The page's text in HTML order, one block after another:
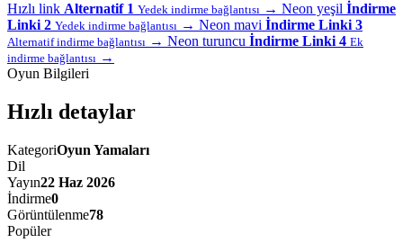
Hızlı link Alternatif 1 Yedek indirme bağlantısı → Neon yeşil İndirme
Linki 2 Yedek indirme bağlantısı → Neon mavi İndirme Linki 3
Alternatif indirme bağlantısı → Neon turuncu İndirme Linki 4 Ek
indirme bağlantısı →
Oyun Bilgileri
Hızlı detaylar
KategoriOyun Yamaları
Dil
Yayın22 Haz 2026
İndirme0
Görüntülenme78
Popüler